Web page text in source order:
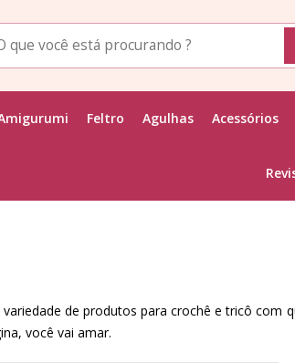
Feltro Agulhas Acessórios
de produtos para crochê e tricô com
você vai amar.